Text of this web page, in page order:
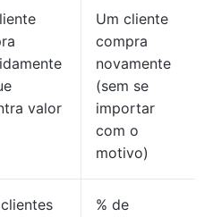
valor
Um cliente
compra
novamente
(sem se
importar
com o
motivo)
% de